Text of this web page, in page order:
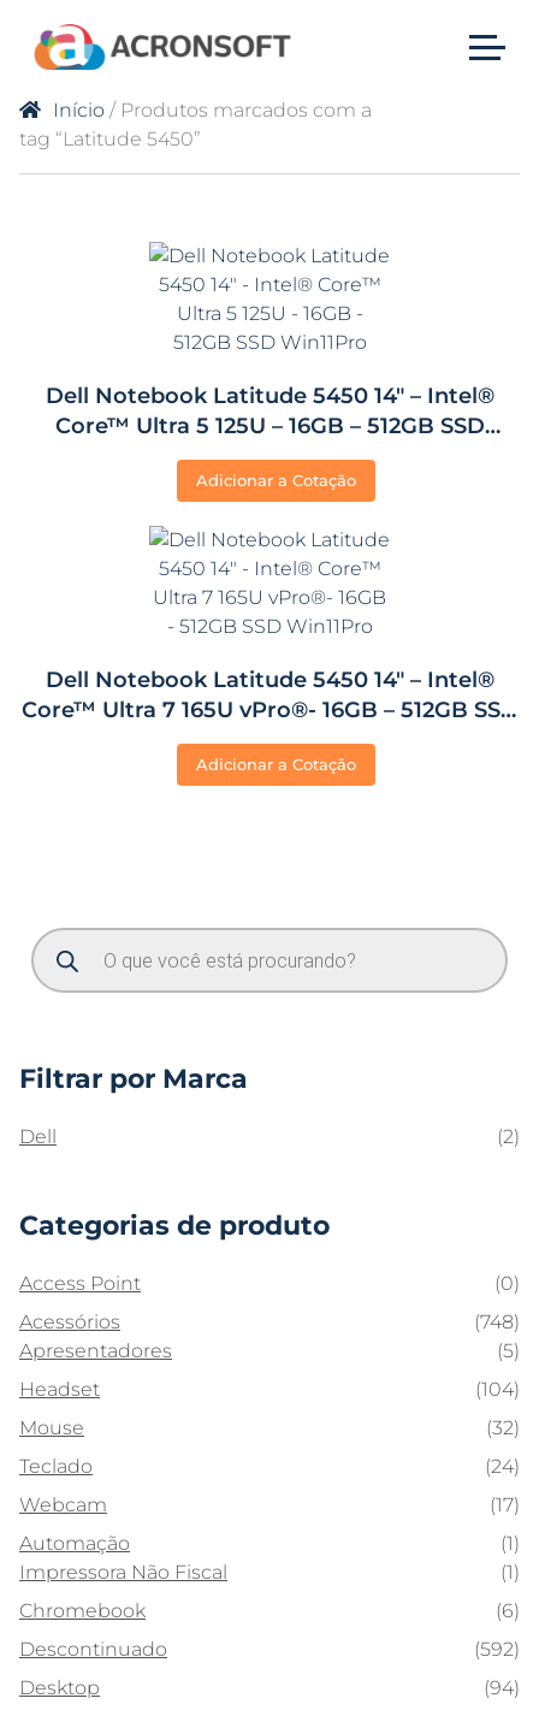
Início / Produtos marcados com a
tag “Latitude 5450”
Dell Notebook Latitude 5450 14″ – Intel®
Core™ Ultra 5 125U – 16GB – 512GB SSD
Win11Pro
Adicionar a Cotação
Dell Notebook Latitude 5450 14″ – Intel®
Core™ Ultra 7 165U vPro®- 16GB – 512GB SSD
Win11Pro
Adicionar a Cotação
Filtrar por Marca
Dell (2)
Categorias de produto
Access Point
(0)
Acessórios
(748)
Apresentadores
(5)
Headset
(104)
Mouse
(32)
Teclado
(24)
Webcam
(17)
Automação
(1)
Impressora Não Fiscal
(1)
Chromebook
(6)
Descontinuado
(592)
Desktop
(94)